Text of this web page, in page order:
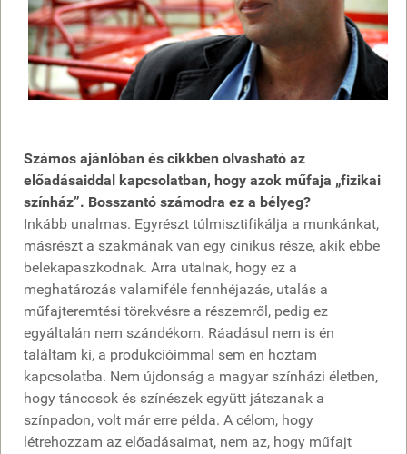
Számos ajánlóban és cikkben olvasható az
előadásaiddal kapcsolatban, hogy azok műfaja „fizikai
színház”. Bosszantó számodra ez a bélyeg?
Inkább unalmas. Egyrészt túlmisztifikálja a munkánkat,
másrészt a szakmának van egy cinikus része, akik ebbe
belekapaszkodnak. Arra utalnak, hogy ez a
meghatározás valamiféle fennhéjazás, utalás a
műfajteremtési törekvésre a részemről, pedig ez
egyáltalán nem szándékom. Ráadásul nem is én
találtam ki, a produkcióimmal sem én hoztam
kapcsolatba. Nem újdonság a magyar színházi életben,
hogy táncosok és színészek együtt játszanak a
színpadon, volt már erre példa. A célom, hogy
létrehozzam az előadásaimat, nem az, hogy műfajt